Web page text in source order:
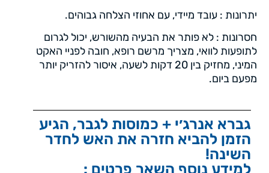
יתרונות : עובד מיידי, עם אחוזי הצלחה גבוהים.
חסרונות : לא פותר את הבעיה מהשורש, יכול לגרום
לתופעות לוואי, מצריך מרשם רופא, חובה לפניי האקט
המיני, מחזיק בין 20 דקות לשעה, איסור להזריק יותר
מפעם ביום.
גברא אנרג׳י + כמוסות לגבר, הגיע
הזמן להביא חזרה את האש לחדר
השינה!
למידע נוסף השאר פרטים :